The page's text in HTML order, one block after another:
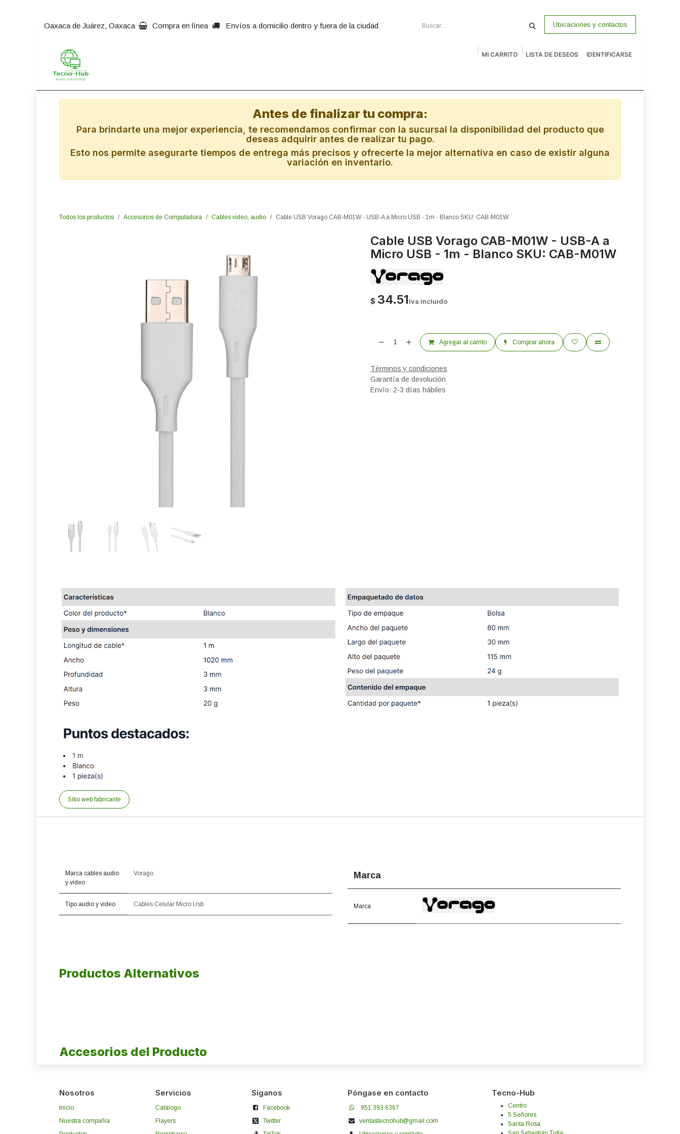
Oaxaca de Juárez, Oaxaca Compra en línea Envíos a domicilio dentro y fuera de la ciudad Ubicaciones y contactos
MI CARRITO LISTA DE DESEOS IDENTIFICARSE
Antes de finalizar tu compra:
Para brindarte una mejor experiencia, te recomendamos confirmar con la sucursal la disponibilidad del producto que
deseas adquirir antes de realizar tu pago.
Esto nos permite asegurarte tiempos de entrega más precisos y ofrecerte la mejor alternativa en caso de existir alguna
variación en inventario.
Todos los productos Accesorios de Computadora Cables video, audio Cable USB Vorago CAB-M01W - USB-A a Micro USB - 1m - Blanco SKU: CAB-M01W
Cable USB Vorago CAB-M01W - USB-A a
Micro USB - 1m - Blanco SKU: CAB-M01W
$ 34.51Iva incluido
Agregar al carrito Comprar ahora
Términos y condiciones
Garantía de devolución
Envío: 2-3 días hábiles
Sitio web fabricante
Marca cables audio
y video
Vorago
Tipo audio y video Cables Celular Micro Usb
Marca
Marca
Productos Alternativos
Accesorios del Producto
Nosotros
Inicio
Nuestra compañía
Servicios
Catálogo
Flayers
Síganos
Facebook
Twitter
Póngase en contacto
951 393 6367
ventastecnohub@gmail.com
Tecno-Hub
Centro
5 Señores
Santa Rosa